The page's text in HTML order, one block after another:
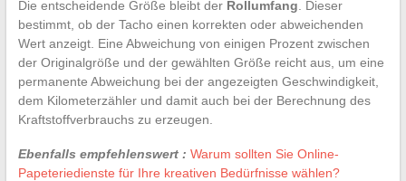
Die entscheidende Größe bleibt der Rollumfang . Dieser
bestimmt, ob der Tacho einen korrekten oder abweichenden
Wert anzeigt. Eine Abweichung von einigen Prozent zwischen
der Originalgröße und der gewählten Größe reicht aus, um eine
permanente Abweichung bei der angezeigten Geschwindigkeit,
dem Kilometerzähler und damit auch bei der Berechnung des
Kraftstoffverbrauchs zu erzeugen.
Ebenfalls empfehlenswert : Warum sollten Sie Online-
Papeteriedienste für Ihre kreativen Bedürfnisse wählen?